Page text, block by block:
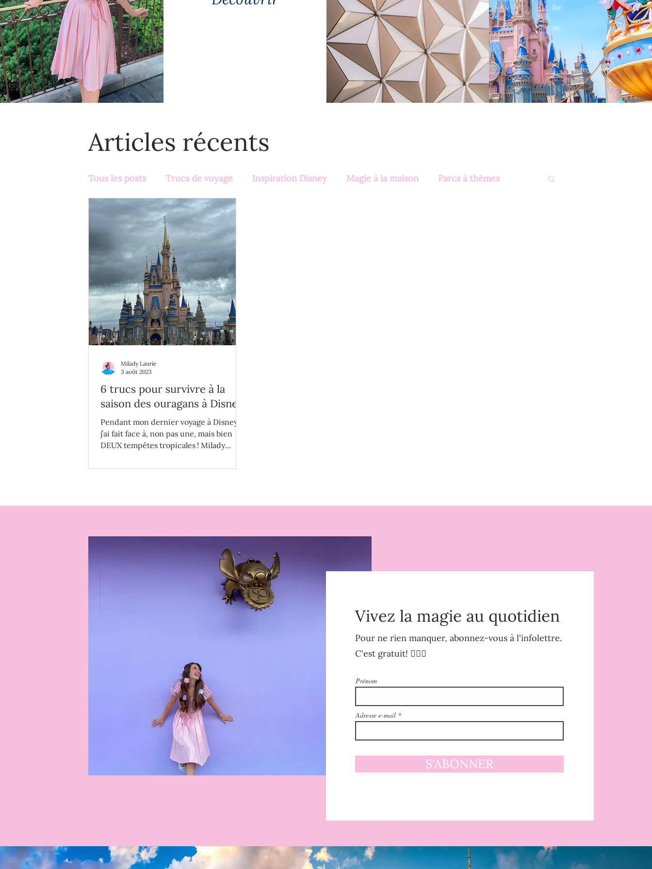
Articles récents
Tous les posts Trucs de voyage Inspiration Disney Magie à la maison Parcs à thèmes
Activités en famille
6 trucs pour survivre à la
saison des ouragans à Disney
World
Pendant mon dernier voyage à Disney,
j’ai fait face à, non pas une, mais bien
DEUX tempêtes tropicales ! Milady
Milady Laurie
3 août 2023
Vivez la magie au quotidien
Pour ne rien manquer, abonnez-vous à l'infolettre.
C'est gratuit! 🧚🏻‍♀️
Prénom
Adresse e-mail
S'ABONNER